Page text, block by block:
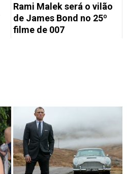
Rami Malek será o vilão
de James Bond no 25º
filme de 007